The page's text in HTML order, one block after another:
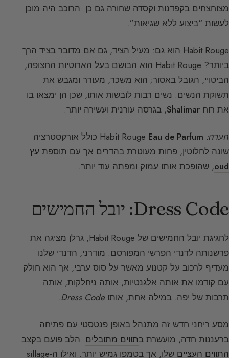
מצוחצחים בקפדנות וקסדה שחורה גם כן. הרוכב היה מוכן
לעשות “ביצוע ללא שגיאות”.
Habit Rouge הוא גם: מעיל הציד, גם אם מדובר בציד הרך
ביותר? Habit Rouge הוא הבושם בעל הארוטיות החצופה,
הביטויי, הגובל באסור; הוא משכר, מעורר ומגבש את
תשוקת הנשים. נשים רבות לובשות אותו, שכן הן ימצאו בו
את רוח Shalimar, בגרסה עורנית ועשירה יותר.
הערה: Eau de Parfum
כולל אורקסטרציה
שונה לחלוטין, פחות מעוטרת בהדרים אך עם תוספת עץ
oud, שהופכת אותו עמוק ומפתה עוד יותר.
Dress Code: יובל החמישים
לחגיגת יובל החמישים של Habit Rouge, גרלן מציגה את
פרשנותה לדנדי הפרשי המפורסם. מודרני, הדנדי שלנו
מעדיף לרכוב על קטנוע מאשר על סוס ערבי, אך הוא חולק
עם קודמו את אותה אלגנטיות, אותה ניחלקות, אותה
תרבות של יפה. במילה אחת, אותוDress Code
.
מסע ריחני חדש זה מתנהל באופן פנטסטי עם פתיחה
ברעננות חדה, מועשרת בתווים מתובלים. הלב פועם בקצב
התווים העציים
שלו, אך בטמפו גמיש יותר. ואילו ה-sillage